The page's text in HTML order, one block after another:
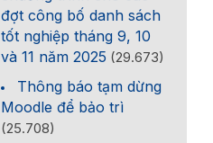
đợt công bố danh sách
tốt nghiệp tháng 9, 10
và 11 năm 2025 (29.673)
Thông báo tạm dừng
Moodle để bảo trì
(25.708)